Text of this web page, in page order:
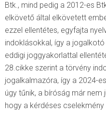
Btk., mind pedig a 2012-es
elkövető által elkövetett
ezzel ellentétes, egyfajta
indoklásokkal, így a
eddigi joggyakorlattal
28.cikke szerint a törvény
jogalkalmazóra, így a 2024-
úgy tűnik, a bíróság már
hogy a kérdéses cselekmény